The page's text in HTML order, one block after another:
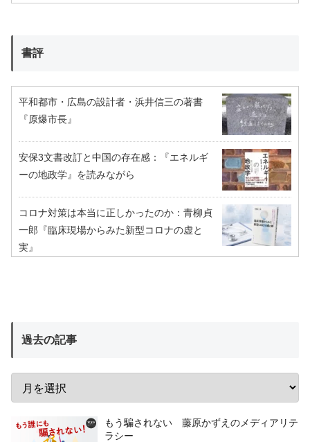
書評
平和都市・広島の設計者・浜井信三の著書
『原爆市長』
安保3文書改訂と中国の存在感：『エネルギ
ーの地政学』を読みながら
コロナ対策は本当に正しかったのか：青柳貞
一郎『臨床現場からみた新型コロナの虚と
実』
過去の記事
もう騙されない 藤原かずえのメディアリテ
ラシー